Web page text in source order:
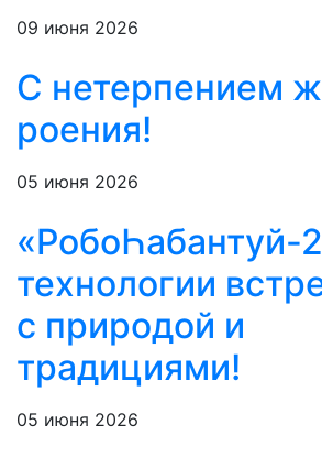
09 июня 2026
С нетерпением
роения!
05 июня 2026
«РобоҺабантуй-
технологии
с природой и
традициями!
05 июня 2026